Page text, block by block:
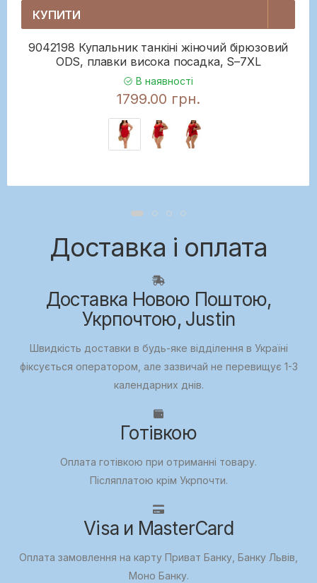
КУПИТИ
9042198 Купальник танкіні жіночий бірюзовий
ODS, плавки висока посадка, S–7XL
В наявності
1799.00 грн.
Доставка і оплата
Доставка Новою Поштою,
Укрпочтою, Justin
Швидкість доставки в будь-яке відділення в Україні
фіксується оператором, але зазвичай не перевищує 1-3
календарних днів.
Готівкою
Оплата готівкою при отриманні товару.
Післяплатою крім Укрпочти.
Visa и MasterCard
Оплата замовлення на карту Приват Банку, Банку Львів,
Моно Банку.